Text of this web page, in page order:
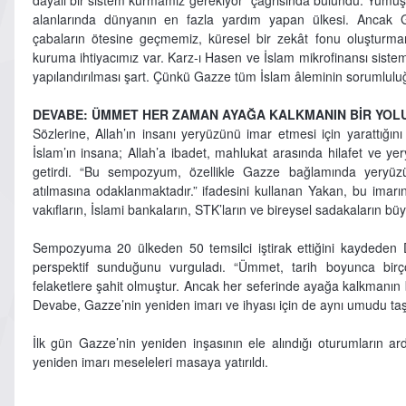
alanlarında dünyanın en fazla yardım yapan ülkesi. Ancak
çabaların ötesine geçmemiz, küresel bir zekât fonu
kuruma ihtiyacımız var. Karz-ı Hasen ve İslam mikrofinansı
yapılandırılması şart. Çünkü Gazze tüm İslam âleminin
DEVABE: ÜMMET HER ZAMAN AYAĞA KALKMANIN BİR
Sözlerine, Allah’ın insanı yeryüzünü imar etmesi için
İslam’ın insana; Allah’a ibadet, mahlukat arasında hilafet ve
getirdi. “Bu sempozyum, özellikle Gazze bağlamında
atılmasına odaklanmaktadır.” ifadesini kullanan Yakan, bu
vakıfların, İslami bankaların, STK’ların ve bireysel sadakaların
Sempozyuma 20 ülkeden 50 temsilci iştirak ettiğini
perspektif sunduğunu vurguladı. “Ümmet, tarih boyunca
felaketlere şahit olmuştur. Ancak her seferinde ayağa
Devabe, Gazze’nin yeniden imarı ve ihyası için de aynı umudu
İlk gün Gazze’nin yeniden inşasının ele alındığı
yeniden imarı meseleleri masaya yatırıldı.